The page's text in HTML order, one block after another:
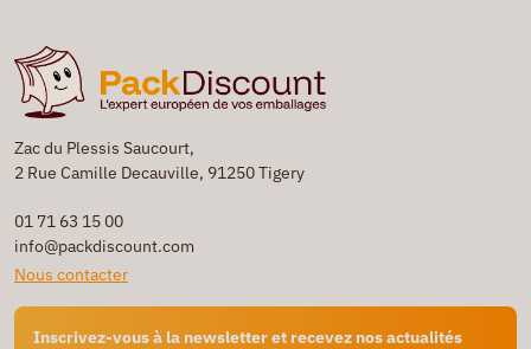
Zac du Plessis Saucourt,
2 Rue Camille Decauville, 91250 Tigery
01 71 63 15 00
info@packdiscount.com
Nous contacter
Inscrivez-vous à la newsletter et recevez nos actualités